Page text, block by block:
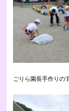
ごりら園長手作りの